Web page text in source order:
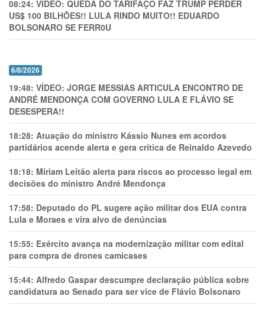
08:24: VÍDEO: QUEDA DO TARIFAÇO FAZ TRUMP PERDER
US$ 100 BILHÕES!! LULA RINDO MUITO!! EDUARDO
BOLSONARO SE FERR0U
6/8/2026
19:48: VÍDEO: JORGE MESSIAS ARTICULA ENCONTRO DE
ANDRÉ MENDONÇA COM GOVERNO LULA E FLÁVIO SE
DESESPERA!!
18:28: Atuação do ministro Kássio Nunes em acordos
partidários acende alerta e gera crítica de Reinaldo Azevedo
18:18: Míriam Leitão alerta para riscos ao processo legal em
decisões do ministro André Mendonça
17:58: Deputado do PL sugere ação militar dos EUA contra
Lula e Moraes e vira alvo de denúncias
15:55: Exército avança na modernização militar com edital
para compra de drones camicases
15:44: Alfredo Gaspar descumpre declaração pública sobre
candidatura ao Senado para ser vice de Flávio Bolsonaro